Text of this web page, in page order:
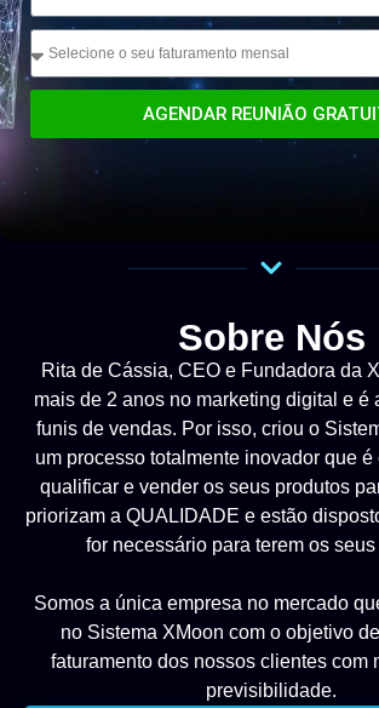
AGENDAR REUNIÃO
Sobre Nós
Rita de Cássia, CEO e Fundadora da
mais de 2 anos no marketing digital e é
funis de vendas. Por isso, criou o
um processo totalmente inovador que é
qualificar e vender os seus produtos
priorizam a QUALIDADE e estão
for necessário para terem os
Somos a única empresa no mercado
no Sistema XMoon com o objetivo
faturamento dos nossos clientes com
previsibilidade.